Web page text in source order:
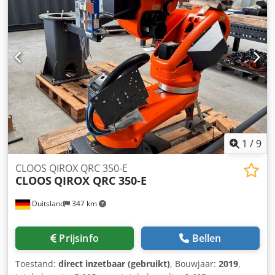
draaitafel zijn 2 draai-inrichtingen met een
tegendraaikussen gemonteerd. De aandrijfzijde van de
draai-inrichting is uitgevoerd zoals bij type WPV-DP-5000
N. Draagvermogen per draai-inrichting is ongeveer 500 kg.
Was gemonteerd op een Cloos lasrobot, type ROMAT 76 S,
met Rotrol-besturing, bouwjaar 1990. Cedpfxszkvars An
Esrf Geen mogelijkheid tot omruiling, retournering of
garantie.
1 /9
Duitsland 347 km
CLOOS QIROX QRC 350-E
CLOOS QIROX QRC 350-E
Prijsinfo Bellen
Toestand: direct inzetbaar (gebruikt), Bouwjaar: 2019,